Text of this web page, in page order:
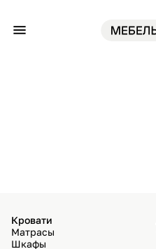
Кровати
Матрасы
Шкафы